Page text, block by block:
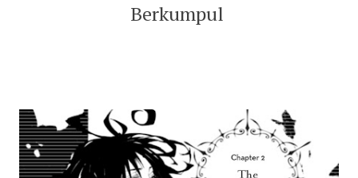
Berkumpul